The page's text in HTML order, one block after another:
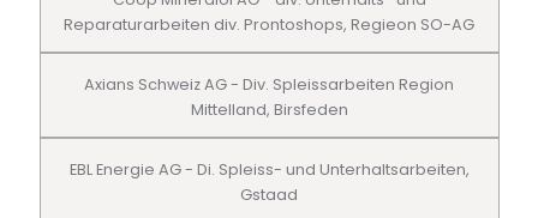
Reparaturarbeiten div. Prontoshops, Regieon SO-AG
Axians Schweiz AG - Div. Spleissarbeiten Region
Mittelland, Birsfeden
EBL Energie AG - Di. Spleiss- und Unterhaltsarbeiten,
Gstaad